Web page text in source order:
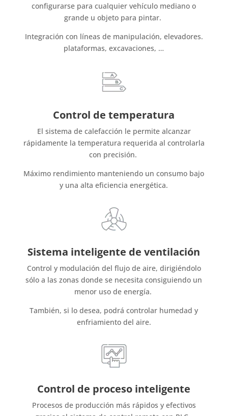
configurarse para cualquier vehículo mediano o
grande u objeto para pintar.
Integración con líneas de manipulación, elevadores.
plataformas, excavaciones, …
Control de temperatura
El sistema de calefacción le permite alcanzar
rápidamente la temperatura requerida al controlarla
con precisión.
Máximo rendimiento manteniendo un consumo bajo
y una alta eficiencia energética.
Sistema inteligente de ventilación
Control y modulación del flujo de aire, dirigiéndolo
sólo a las zonas donde se necesita consiguiendo un
menor uso de energía.
También, si lo desea, podrá controlar humedad y
enfriamiento del aire.
Control de proceso inteligente
Procesos de producción más rápidos y efectivos